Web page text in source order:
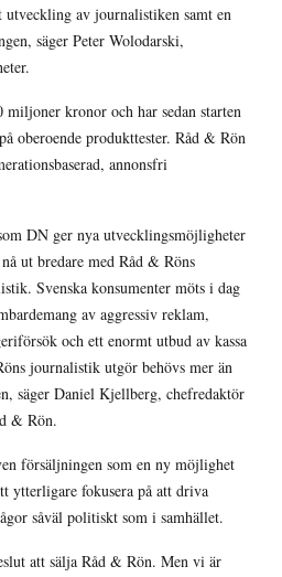
av journalistiken samt en
säger Peter Wolodarski,
kronor och har sedan starten
oberoende produkttester. Råd & Rön
annonsfri
DN ger nya utvecklingsmöjligheter
ut bredare med Råd & Röns
Svenska konsumenter möts i dag
av aggressiv reklam,
och ett enormt utbud av kassa
journalistik utgör behövs mer än
säger Daniel Kjellberg, chefredaktör
& Rön.
försäljningen som en ny möjlighet
ytterligare fokusera på att driva
såväl politiskt som i samhället.
att sälja Råd & Rön. Men vi är